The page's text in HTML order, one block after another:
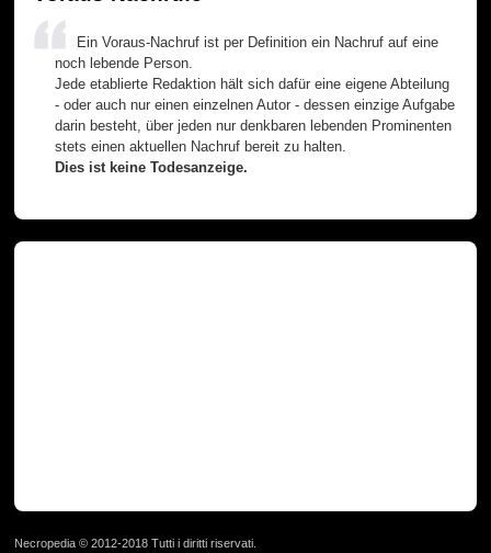
Ein Voraus-Nachruf ist per Definition ein Nachruf auf eine
noch lebende Person.
Jede etablierte Redaktion hält sich dafür eine eigene Abteilung
- oder auch nur einen einzelnen Autor - dessen einzige Aufgabe
darin besteht, über jeden nur denkbaren lebenden Prominenten
stets einen aktuellen Nachruf bereit zu halten.
Dies ist keine Todesanzeige.
Necropedia © 2012-2018 Tutti i diritti riservati.